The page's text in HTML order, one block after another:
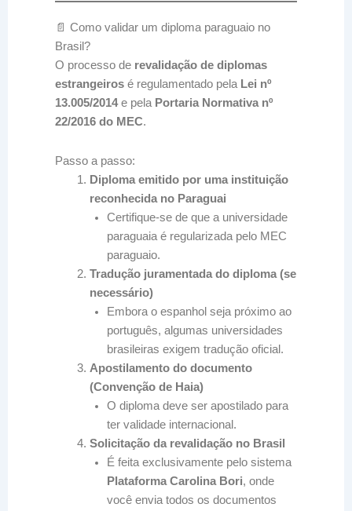
📄 Como validar um diploma paraguaio no
Brasil?
O processo de revalidação de diplomas
estrangeiros é regulamentado pela Lei nº
13.005/2014e pela Portaria Normativa nº
22/2016 do MEC.
Passo a passo:
Diploma emitido por uma instituição
reconhecida no Paraguai
Certifique-se de que a universidade
paraguaia é regularizada pelo MEC
paraguaio.
Tradução juramentada do diploma (se
necessário)
Embora o espanhol seja próximo ao
português, algumas universidades
brasileiras exigem tradução oficial.
Apostilamento do documento
(Convenção de Haia)
O diploma deve ser apostilado para
ter validade internacional.
Solicitação da revalidação no Brasil
É feita exclusivamente pelo sistema
Plataforma Carolina Bori, onde
você envia todos os documentos